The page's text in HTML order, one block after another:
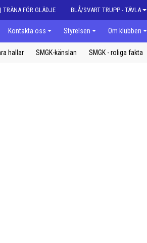
TRÄNA FÖR GLÄDJE BLÅ/SVART TRUPP - TÄVLA
Kontakta oss Styrelsen Om klubben
hallar SMGK-känslan SMGK - roliga fakta